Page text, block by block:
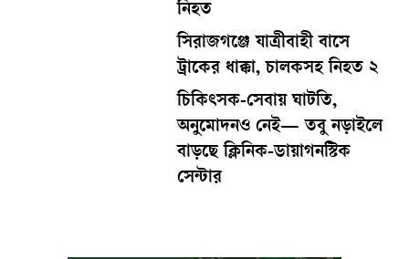
নিহত
সিরাজগঞ্জে যাত্রীবাহী বাসে
ট্রাকের ধাক্কা, চালকসহ নিহত ২
চিকিৎসক-সেবায় ঘাটতি,
অনুমোদনও নেই— তবু নড়াইলে
বাড়ছে ক্লিনিক-ডায়াগনস্টিক
সেন্টার